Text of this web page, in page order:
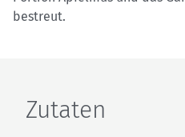
bestreut.
Zutaten